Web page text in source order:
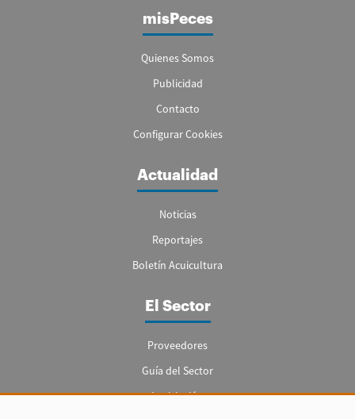
misPeces
Quienes Somos
Publicidad
Contacto
Configurar Cookies
Actualidad
Noticias
Reportajes
Boletín Acuicultura
El Sector
Proveedores
Guía del Sector
Legislación